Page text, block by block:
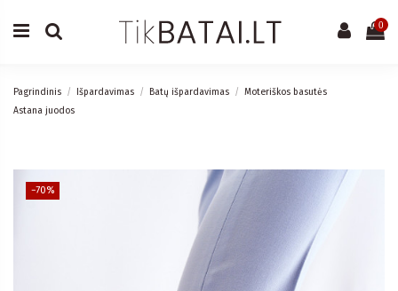
0
Pagrindinis Išpardavimas Batų išpardavimas
Moteriškos basutės
Astana juodos
−70%